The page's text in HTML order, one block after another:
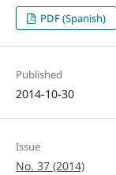
PDF (Spanish)
Published
2014-10-30
Issue
No. 37 (2014)